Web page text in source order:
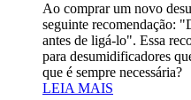
Ao comprar um novo
seguinte recomendação:
antes de ligá-lo". Essa
para desumidificadores
que é sempre necessária?
LEIA MAIS